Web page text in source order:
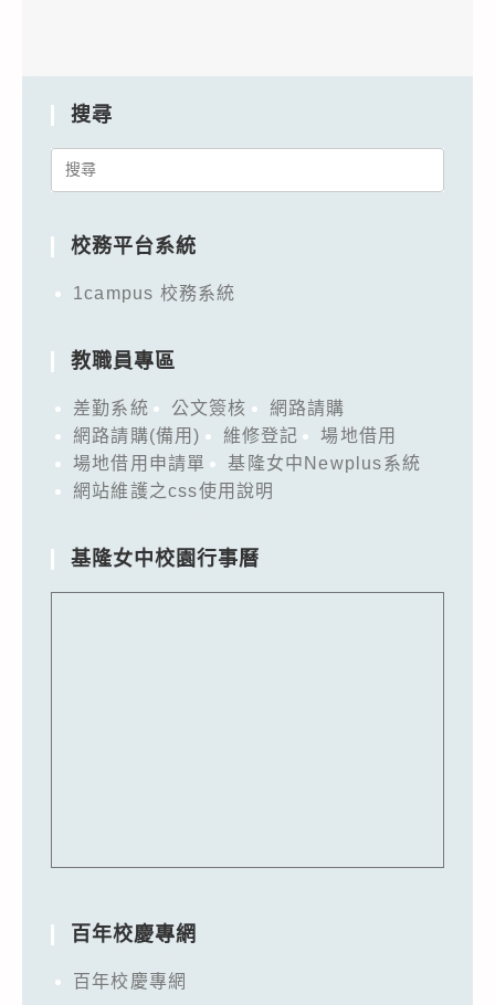
搜尋
Search
校務平台系統
1campus 校務系統
教職員專區
差勤系統 公文簽核
網路請購
網路請購(備用)
維修登記
場地借用
場地借用申請單
基隆女中Newplus系統
網站維護之css使用說明
基隆女中校園行事曆
百年校慶專網
百年校慶專網